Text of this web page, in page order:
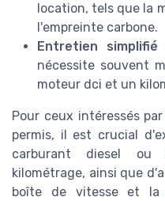
location, tels que la
l'empreinte carbone.
Entretien simplifié
nécessite souvent
moteur dci et un
Pour ceux intéressés
permis, il est crucial
carburant diesel
kilométrage, ainsi que
boîte de vitesse et la